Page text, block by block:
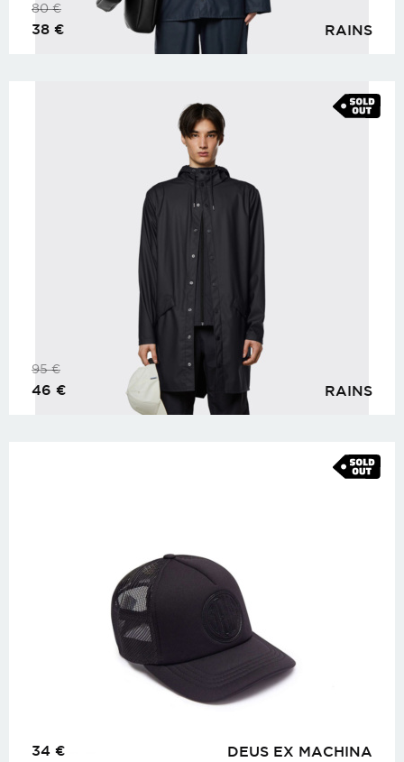
RAINS
80€
38 €
RAINS
95€
46 €
DEUS EX MACHINA
34 €